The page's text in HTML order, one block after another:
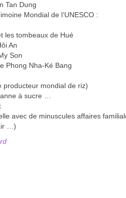
Tan Dung
Mondial de l’UNESCO :
les tombeaux de Hué
An
Son
Phong Nha-Ké Bang
producteur mondial de riz)
à sucre …
avec de minuscules affaires
…)